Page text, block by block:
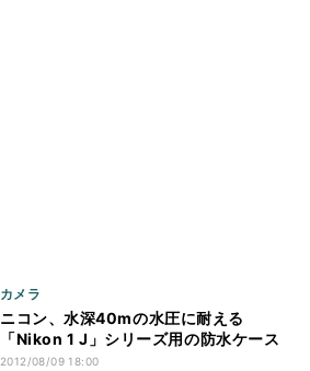
カメラ
ニコン、水深40mの水圧に耐える
「Nikon 1 J」シリーズ用の防水ケース
2012/08/09 18:00